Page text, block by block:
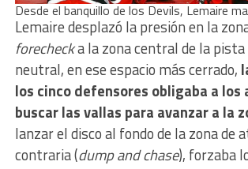
Desde el banquillo de los Devils, Lemaire
Lemaire desplazó la presión en la
forechecka la zona central de la pista
neutral, en ese espacio más cerrado,
los cinco defensores obligaba a los
buscar las vallas para avanzar a la
lanzar el disco al fondo de la zona de
contraria (dump and chase), forzaba